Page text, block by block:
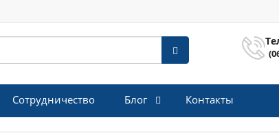
Сотрудничество Блог Контакты